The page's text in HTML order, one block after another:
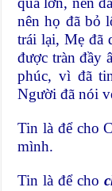
nên họ đã bỏ
trái lại, Mẹ đã
được tràn đầy
phúc, vì đã
Người đã nói
Tin là để cho
mình.
Tin là để cho